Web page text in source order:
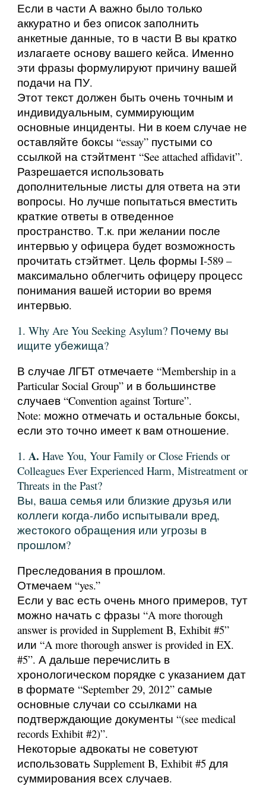
Если в части А важно было только
аккуратно и без описок заполнить
анкетные данные, то в части В вы кратко
излагаете основу вашего кейса. Именно
эти фразы формулируют причину вашей
подачи на ПУ.
Этот текст должен быть очень точным и
индивидуальным, суммирующим
основные инциденты. Ни в коем случае не
оставляйте боксы “essay” пустыми со
ссылкой на стэйтмент “See attached affidavit”.
Разрешается использовать
дополнительные листы для ответа на эти
вопросы. Но лучше попытаться вместить
краткие ответы в отведенное
пространство. Т.к. при желании после
интервью у офицера будет возможность
прочитать стэйтмет. Цель формы I-589 –
максимально облегчить офицеру процесс
понимания вашей истории во время
интервью.
1. Why Are You Seeking Asylum? Почему вы
ищите убежища?
В случае ЛГБТ отмечаете “Membership in a
Particular Social Group” и в большинстве
случаев “Convention against Torture”.
Note: можно отмечать и остальные боксы,
если это точно имеет к вам отношение.
1.A. Have You, Your Family or Close Friends or
Colleagues Ever Experienced Harm, Mistreatment or
Threats in the Past?
Вы, ваша семья или близкие друзья или
коллеги когда-либо испытывали вред,
жестокого обращения или угрозы в
прошлом?
Преследования в прошлом.
Отмечаем “yes.”
Если у вас есть очень много примеров, тут
можно начать с фразы “A more thorough
answer is provided in Supplement B, Exhibit #5”
или “A more thorough answer is provided in EX.
#5”. А дальше перечислить в
хронологическом порядке с указанием дат
в формате “September 29, 2012” самые
основные случаи со ссылками на
подтверждающие документы “(see medical
records Exhibit #2)”.
Некоторые адвокаты не советуют
использовать Supplement B, Exhibit #5 для
суммирования всех случаев.